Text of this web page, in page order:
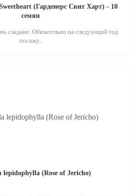
(Гарденерс Свит Харт) - 10
семян
сладкие. Обязательно на следующий год
посажу..
lepidophylla (Rose of Jericho)